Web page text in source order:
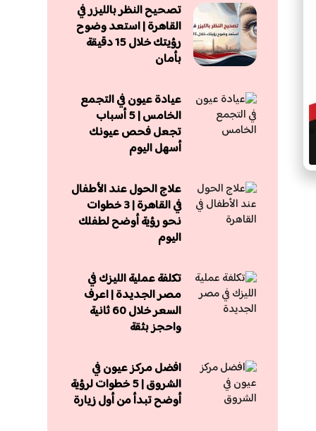
تصحيح النظر بالليزر في
القاهرة | استعد وضوح
رؤيتك خلال 15 دقيقة
بأمان
عيادة عيون في التجمع
الخامس | 5 أسباب
تجعل فحص عيونك
أسهل اليوم
علاج الحول عند الأطفال
في القاهرة | 3 خطوات
نحو رؤية أوضح لطفلك
اليوم
تكلفة عملية الليزك في
مصر الجديدة | اعرف
السعر خلال 60 ثانية
واحجز بثقة
افضل مركز عيون في
الشروق | 5 خطوات لرؤية
أوضح تبدأ من أول زيارة